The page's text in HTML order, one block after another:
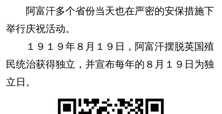
阿富汗多个省份当天也在严密的安保措施下
举行庆祝活动。
１９１９年８月１９日，阿富汗摆脱英国殖
民统治获得独立，并宣布每年的８月１９日为独
立日。